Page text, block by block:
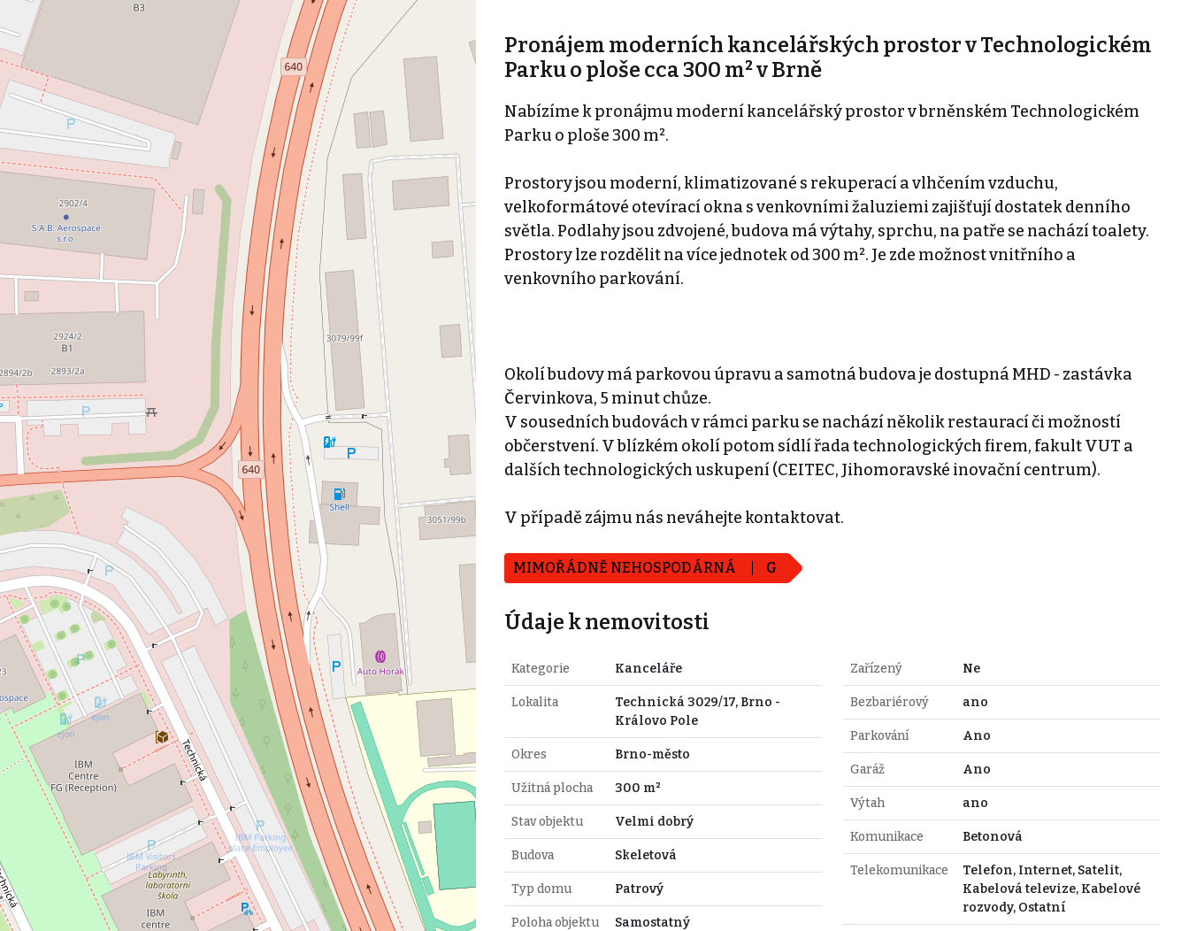
Pronájem moderních kancelářských prostor v Technologickém
Parku o ploše cca 300 m² v Brně
Nabízíme k pronájmu moderní kancelářský prostor v brněnském Technologickém
Parku o ploše 300 m².
Prostory jsou moderní, klimatizované s rekuperací a vlhčením vzduchu,
velkoformátové otevírací okna s venkovními žaluziemi zajišťují dostatek denního
světla. Podlahy jsou zdvojené, budova má výtahy, sprchu, na patře se nachází toalety.
Prostory lze rozdělit na více jednotek od 300 m². Je zde možnost vnitřního a
venkovního parkování.
Okolí budovy má parkovou úpravu a samotná budova je dostupná MHD - zastávka
Červinkova, 5 minut chůze.
V sousedních budovách v rámci parku se nachází několik restaurací či možností
občerstvení. V blízkém okolí potom sídlí řada technologických firem, fakult VUT a
dalších technologických uskupení (CEITEC, Jihomoravské inovační centrum).
V případě zájmu nás neváhejte kontaktovat.
MIMOŘÁDNĚ NEHOSPODÁRNÁ G
Údaje k nemovitosti
Kategorie Kanceláře
Lokalita
Technická 3029/17, Brno -
Královo Pole
Okres Brno-město
Užitná plocha 300 m²
Stav objektu Velmi dobrý
Budova Skeletová
Typ domu Patrový
Poloha objektu Samostatný
Zařízený Ne
Bezbariérový ano
Parkování Ano
Garáž Ano
Výtah ano
Komunikace Betonová
Telekomunikace
Telefon, Internet, Satelit,
Kabelová televize, Kabelové
rozvody, Ostatní